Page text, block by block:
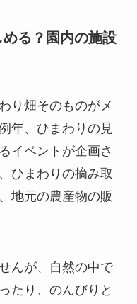
る？園内の施設
り畑そのものがメ
年、ひまわりの見
イベントが企画さ
ひまわりの摘み取
地元の農産物の販
んが、自然の中で
たり、のんびりと